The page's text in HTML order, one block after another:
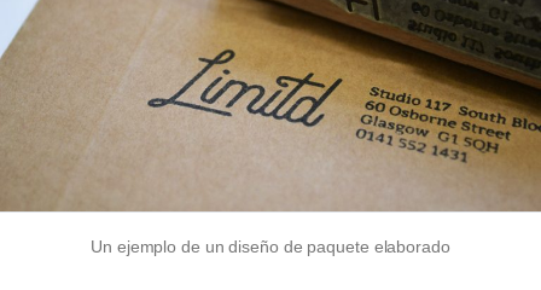
Un ejemplo de un diseño de paquete elaborado